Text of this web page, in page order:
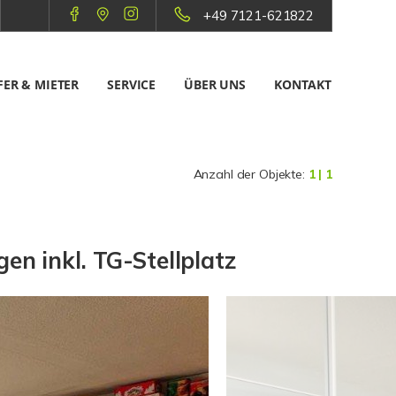
+49 7121-621822
& MIETER SERVICE ÜBER UNS KONTAKT
Anzahl der Objekte: 1 | 1
inkl. TG-Stellplatz